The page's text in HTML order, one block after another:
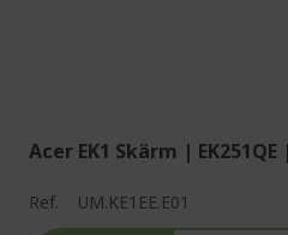
Acer EK1 Skärm |
Ref. UM.KE1EE.E01